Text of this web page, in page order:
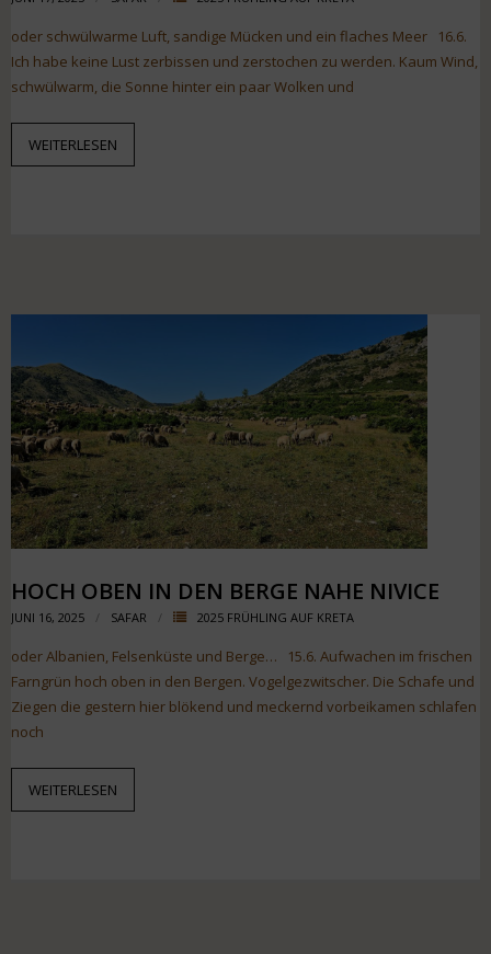
oder schwülwarme Luft, sandige Mücken und ein flaches Meer 16.6.
Ich habe keine Lust zerbissen und zerstochen zu werden. Kaum Wind,
schwülwarm, die Sonne hinter ein paar Wolken und
WEITERLESEN
HOCH OBEN IN DEN BERGE NAHE NIVICE
JUNI 16, 2025 SAFAR 2025 FRÜHLING AUF KRETA
oder Albanien, Felsenküste und Berge… 15.6. Aufwachen im frischen
Farngrün hoch oben in den Bergen. Vogelgezwitscher. Die Schafe und
Ziegen die gestern hier blökend und meckernd vorbeikamen schlafen
noch
WEITERLESEN